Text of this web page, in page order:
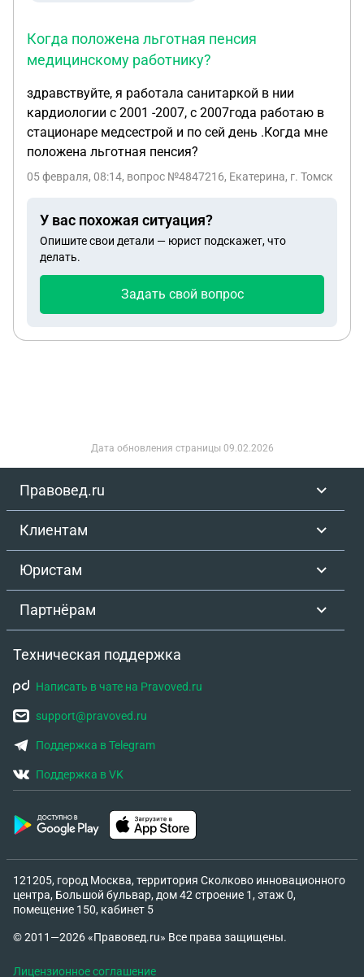
Когда положена льготная пенсия
медицинскому работнику?
здравствуйте, я работала санитаркой в нии
кардиологии с 2001 -2007, с 2007года работаю в
стационаре медсестрой и по сей день .Когда мне
положена льготная пенсия?
05 февраля, 08:14, вопрос №4847216, Екатерина, г. Томск
У вас похожая ситуация?
Опишите свои детали — юрист подскажет, что
делать.
Задать свой вопрос
Дата обновления страницы 09.02.2026
Правовед.ru
Клиентам
Юристам
Партнёрам
Техническая поддержка
Написать в чате на Pravoved.ru
support@pravoved.ru
Поддержка в Telegram
Поддержка в VK
121205, город Москва, территория Сколково инновационного
центра, Большой бульвар, дом 42 строение 1, этаж 0,
помещение 150, кабинет 5
© 2011—2026 «Правовед.ru» Все права защищены.
Лицензионное соглашение